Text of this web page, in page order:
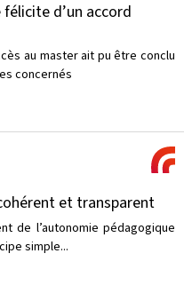
d’un accord
au master ait pu être conclu
concernés
et transparent
de l’autonomie pédagogique
simple...